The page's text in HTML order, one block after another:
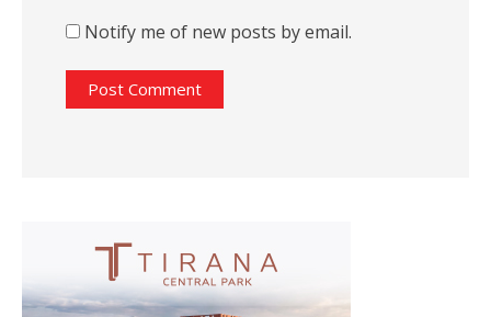
Notify me of new posts by email.